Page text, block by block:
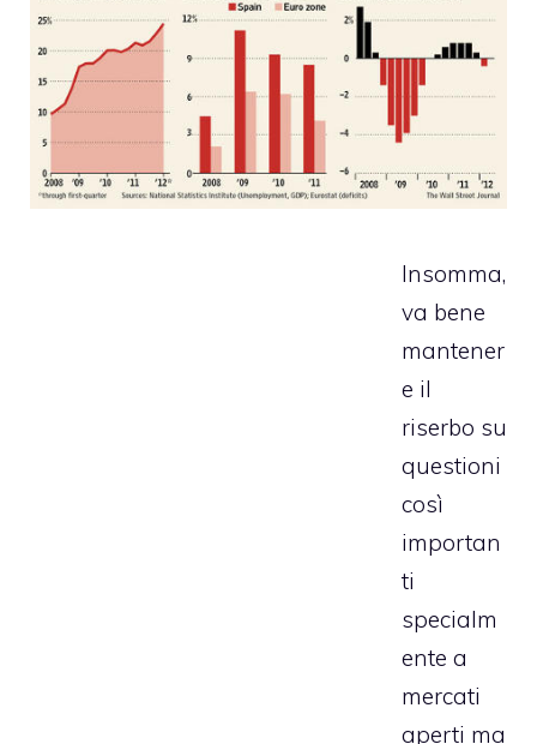
Insomma,
va bene
mantener
e il
riserbo su
questioni
così
importan
ti
specialm
ente a
mercati
aperti ma